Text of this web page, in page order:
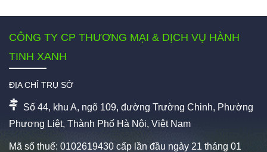
CÔNG TY CP THƯƠNG MẠI & DỊCH VỤ HÀNH
TINH XANH
ĐỊA CHỈ TRỤ SỞ
Số 44, khu A, ngõ 109, đường Trường Chinh, Phường
Phương Liệt, Thành Phố Hà Nội, Việt Nam
Mã số thuế: 0102619430 cấp lần đầu ngày 21 tháng 01